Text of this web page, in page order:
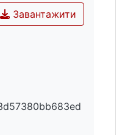
Бородянка,
Завантажити